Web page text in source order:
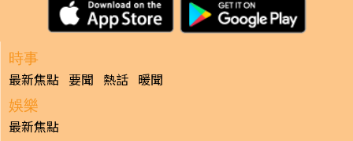
時事
最新焦點 要聞 熱話 暖聞
娛樂
最新焦點